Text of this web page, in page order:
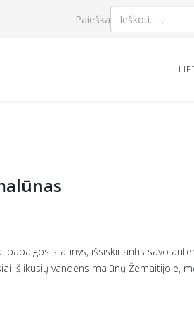
Paieška
pabaigos statinys, išsiskiriantis savo
išlikusių vandens malūnų Žemaitijoje,